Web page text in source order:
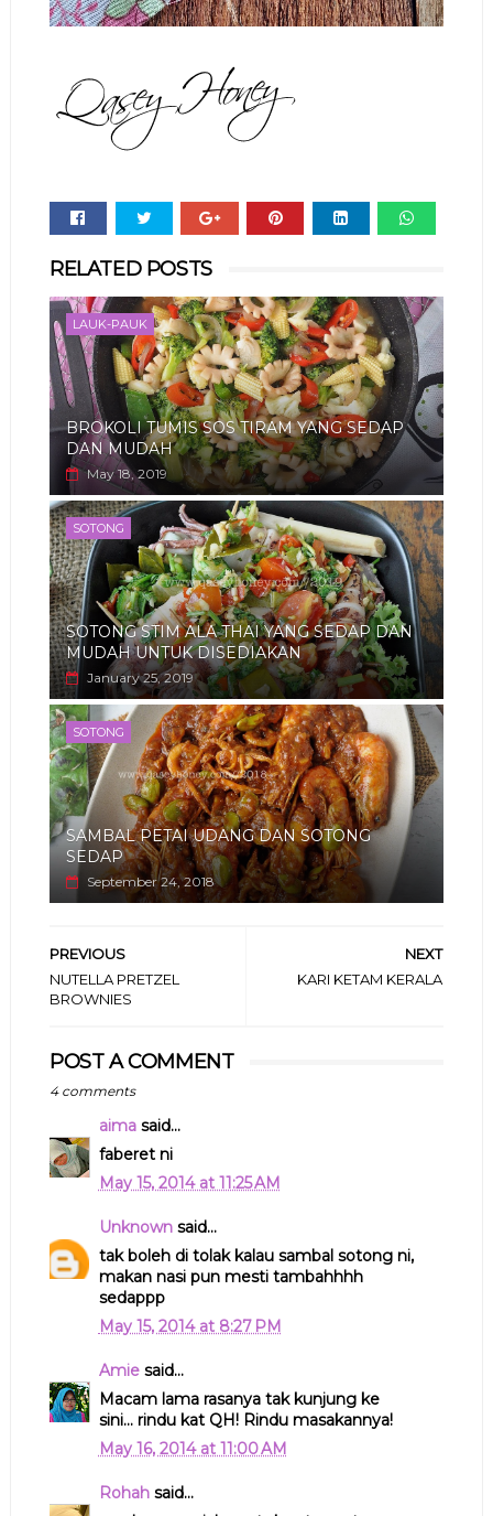
RELATED POSTS
LAUK-PAUK
BROKOLI TUMIS SOS TIRAM YANG SEDAP
DAN MUDAH
May 18, 2019
SOTONG
SOTONG STIM ALA THAI YANG SEDAP DAN
MUDAH UNTUK DISEDIAKAN
January 25, 2019
SOTONG
SAMBAL PETAI UDANG DAN SOTONG
SEDAP
September 24, 2018
NEXT
KARI KETAM KERALA
PREVIOUS
NUTELLA PRETZEL
BROWNIES
POST A COMMENT
4 comments
aimasaid...
faberet ni
May 15, 2014 at 11:25 AM
Unknownsaid...
tak boleh di tolak kalau sambal sotong ni,
makan nasi pun mesti tambahhhh
sedappp
May 15, 2014 at 8:27 PM
Amiesaid...
Macam lama rasanya tak kunjung ke
sini... rindu kat QH! Rindu masakannya!
May 16, 2014 at 11:00 AM
Rohahsaid...